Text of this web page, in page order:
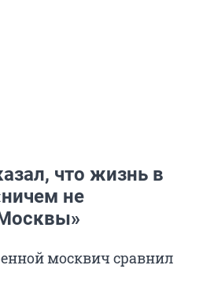
что жизнь в
не
москвич сравнил